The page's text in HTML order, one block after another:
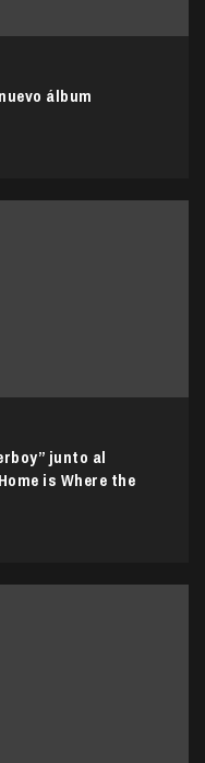
álbum
junto al
is Where the